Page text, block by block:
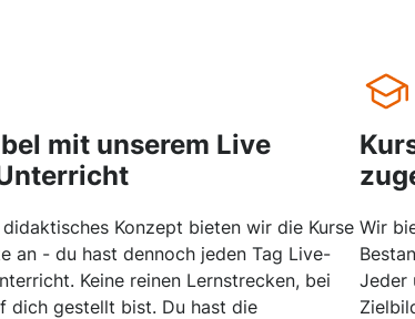
mit unserem Live
Konzept bieten wir die Kurse
an - du hast dennoch jeden Tag Live-
Keine reinen Lernstrecken, bei
dich gestellt bist. Du hast die
Wir
Jeder